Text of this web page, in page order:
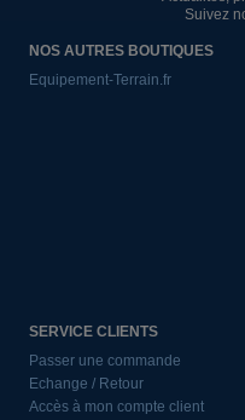
Suivez
NOS AUTRES BOUTIQUES
Equipement-Terrain.fr
SERVICE CLIENTS
Passer une commande
Echange / Retour
Accès à mon compte client